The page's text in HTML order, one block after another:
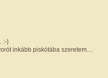
:-)
inkább piskótába szeretem....